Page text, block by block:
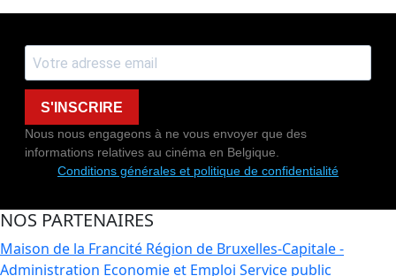
S'INSCRIRE
Nous nous engageons à ne vous envoyer que des
informations relatives au cinéma en Belgique.
Conditions générales et politique de confidentialité
NOS PARTENAIRES
Maison de la Francité Région de Bruxelles-Capitale -
Administration Economie et Emploi Service public